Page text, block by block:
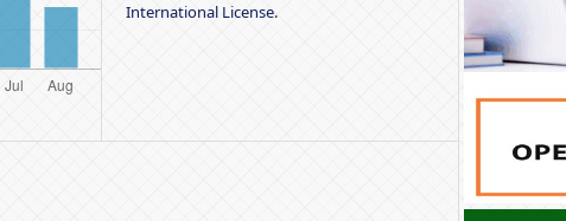
International License.